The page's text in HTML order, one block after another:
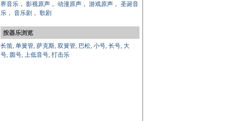
界音乐 ， 影视原声 ， 动漫原声 ， 游戏原声 ， 圣诞音
乐 ， 音乐剧 ， 歌剧
按器乐浏览
长笛, 单簧管, 萨克斯, 双簧管, 巴松, 小号, 长号, 大
号, 圆号, 上低音号, 打击乐